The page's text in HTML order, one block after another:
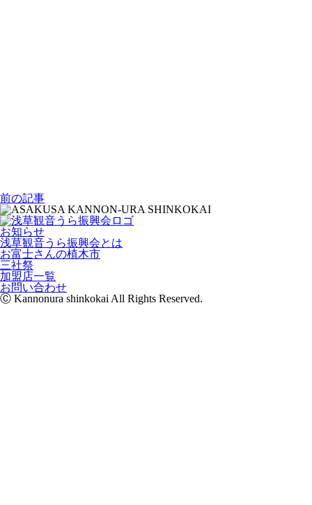
前の記事
お知らせ
浅草観音うら振興会とは
お富士さんの植木市
三社祭
加盟店一覧
お問い合わせ
Ⓒ Kannonura shinkokai All Rights Reserved.